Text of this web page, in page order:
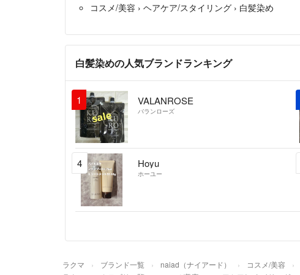
コスメ/美容 › ヘアケア/スタイリング › 白髪染め
白髪染めの人気ブランドランキング
1 VALANROSE
バランローズ
4 Hoyu
ホーユー
ラクマ ブランド一覧 naiad（ナイアード） コスメ/美容